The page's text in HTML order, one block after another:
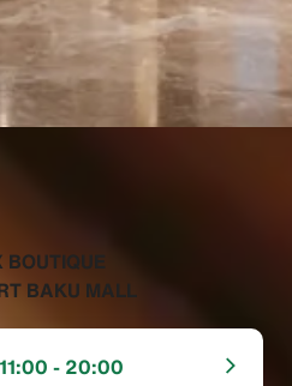
BOUTIQUE
BAKU MALL‬
11:00 - 20:00